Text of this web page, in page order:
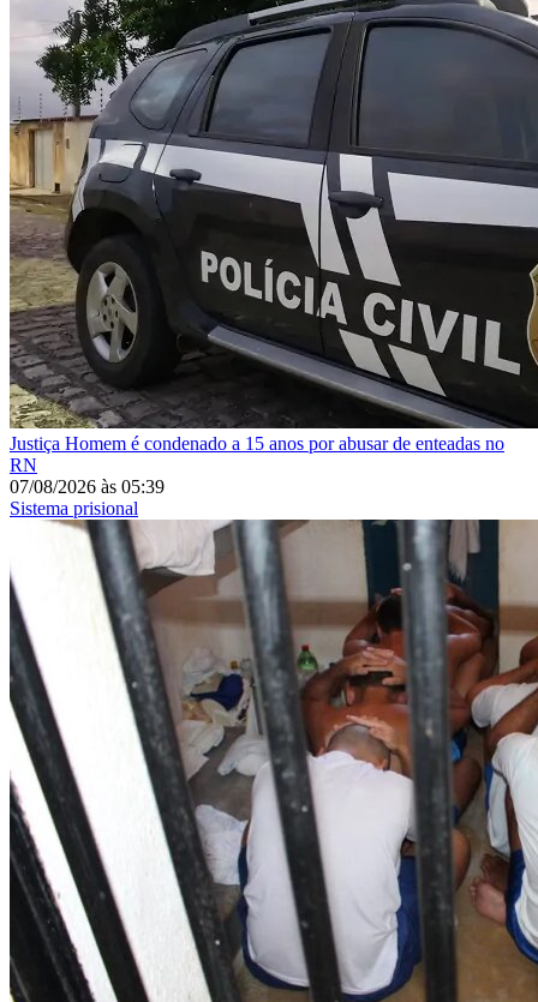
Justiça Homem é condenado a 15 anos por abusar de enteadas no
RN
07/08/2026 às 05:39
Sistema prisional